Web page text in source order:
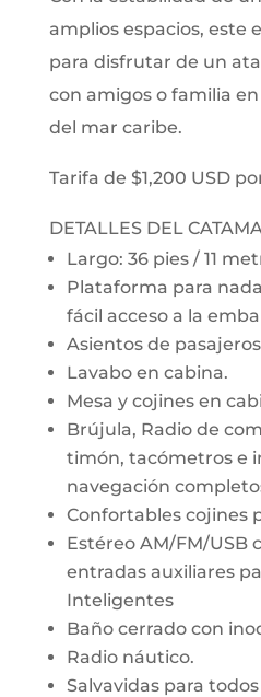
amplios espacios, este
para disfrutar de un
con amigos o familia
del mar caribe.
Tarifa de $1,200 USD
DETALLES DEL
Largo: 36 pies / 11
Plataforma para
fácil acceso a la
Asientos de
Lavabo en cabina.
Mesa y cojines en
Brújula, Radio de
timón, tacómetros e
navegación
Confortables cojines
Estéreo AM/FM/USB
entradas auxiliares
Inteligentes
Baño cerrado con
Radio náutico.
Salvavidas para